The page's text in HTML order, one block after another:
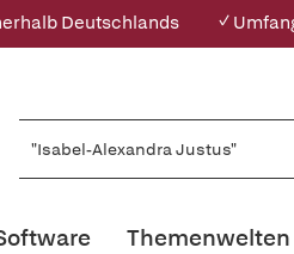
Deutschlands ✓
Themenwelten